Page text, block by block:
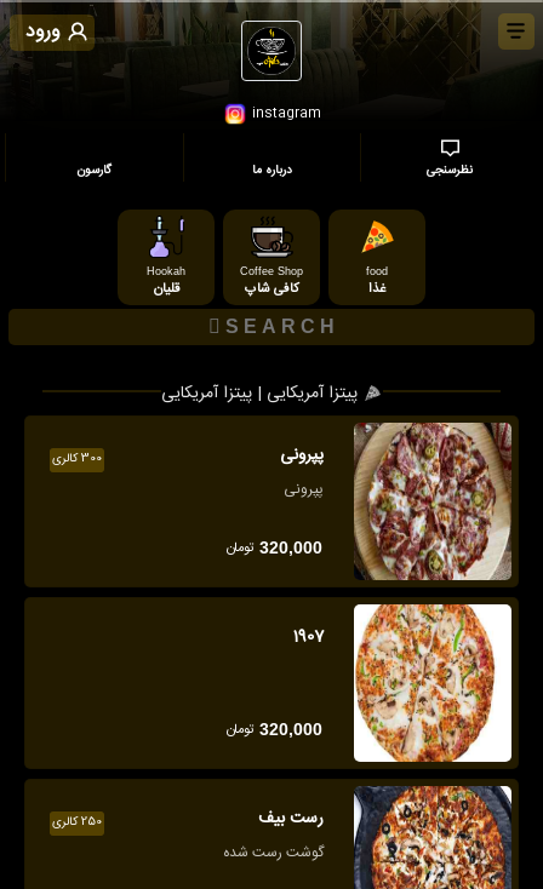
ورود
instagram
گارسون درباره ما نظرسنجی
food
غذا
Coffee Shop
کافی شاپ
Hookah
قلیان
پیتزا آمریکایی | پیتزا آمریکایی
300 کالری پپرونی
پپرونی
320,000 تومان
1907
320,000 تومان
250 کالری رست بیف
گوشت رست شده